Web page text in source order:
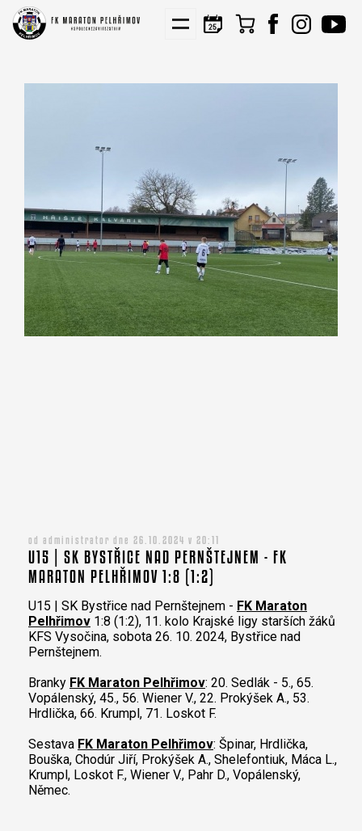
NÁBORY
PARTNEŘI
od administrator dne 26.10.2024 v 20:11
U15 | SK BYSTŘICE NAD PERNŠTEJNEM - FK
MARATON PELHŘIMOV 1:8 (1:2)
U15 | SK Bystřice nad Pernštejnem - FK Maraton
Pelhřimov 1:8 (1:2), 11. kolo Krajské ligy starších žáků
KFS Vysočina, sobota 26. 10. 2024, Bystřice nad
Pernštejnem.
Branky FK Maraton Pelhřimov: 20. Sedlák - 5., 65.
Vopálenský, 45., 56. Wiener V., 22. Prokýšek A., 53.
Hrdlička, 66. Krumpl, 71. Loskot F.
Sestava FK Maraton Pelhřimov: Špinar, Hrdlička,
Bouška, Chodúr Jiří, Prokýšek A., Shelefontiuk, Máca L.,
Krumpl, Loskot F., Wiener V., Pahr D., Vopálenský,
Němec.